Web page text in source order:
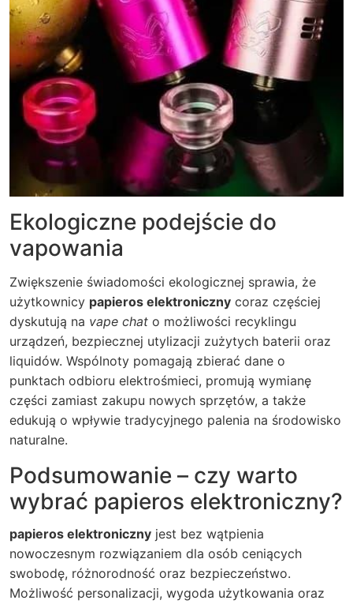
Ekologiczne podejście do
vapowania
Zwiększenie świadomości ekologicznej sprawia, że
użytkownicy papieros elektroniczny coraz częściej
dyskutują na vape chat o możliwości recyklingu
urządzeń, bezpiecznej utylizacji zużytych baterii oraz
liquidów. Wspólnoty pomagają zbierać dane o
punktach odbioru elektrośmieci, promują wymianę
części zamiast zakupu nowych sprzętów, a także
edukują o wpływie tradycyjnego palenia na środowisko
naturalne.
Podsumowanie – czy warto
wybrać papieros elektroniczny?
papieros elektroniczny jest bez wątpienia
nowoczesnym rozwiązaniem dla osób ceniących
swobodę, różnorodność oraz bezpieczeństwo.
Możliwość personalizacji, wygoda użytkowania oraz